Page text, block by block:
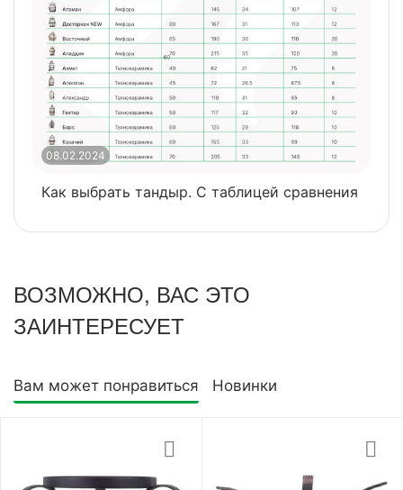
08.02.2024
Как выбрать тандыр. С таблицей сравнения
ВОЗМОЖНО, ВАС ЭТО
ЗАИНТЕРЕСУЕТ
Вам может понравиться Новинки